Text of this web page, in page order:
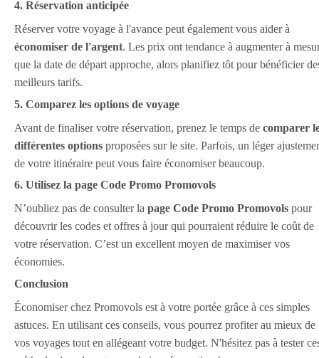
4. Réservation anticipée
Réserver votre voyage à l'avance peut également vous aider à
économiser de l'argent. Les prix ont tendance à augmenter à
que la date de départ approche, alors planifiez tôt pour bénéficier
meilleurs tarifs.
5. Comparez les options de voyage
Avant de finaliser votre réservation, prenez le temps de comparer
différentes options proposées sur le site. Parfois, un léger
de votre itinéraire peut vous faire économiser beaucoup.
6. Utilisez la page Code Promo Promovols
N’oubliez pas de consulter la page Code Promo Promovols pour
découvrir les codes et offres à jour qui pourraient réduire le coût de
votre réservation. C’est un excellent moyen de maximiser vos
économies.
Conclusion
Économiser chez Promovols est à votre portée grâce à ces simples
astuces. En utilisant ces conseils, vous pourrez profiter au mieux de
vos voyages tout en allégeant votre budget. N'hésitez pas à tester